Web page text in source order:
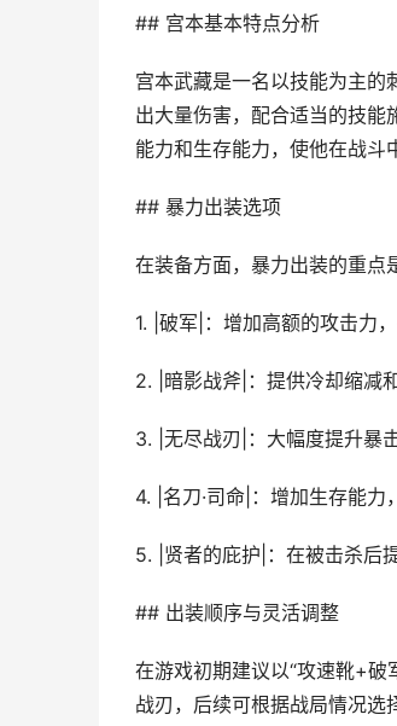
## 宫本基本特点分析
宫本武藏是一名以技能为主的
出大量伤害，配合适当的技能
能力和生存能力，使他在战斗
## 暴力出装选项
在装备方面，暴力出装的重点
1. |破军|：增加高额的攻击力
2. |暗影战斧|：提供冷却缩减
3. |无尽战刃|：大幅度提升暴
4. |名刀·司命|：增加生存能力
5. |贤者的庇护|：在被击杀后
## 出装顺序与灵活调整
在游戏初期建议以“攻速靴+
战刃，后续可根据战局情况选